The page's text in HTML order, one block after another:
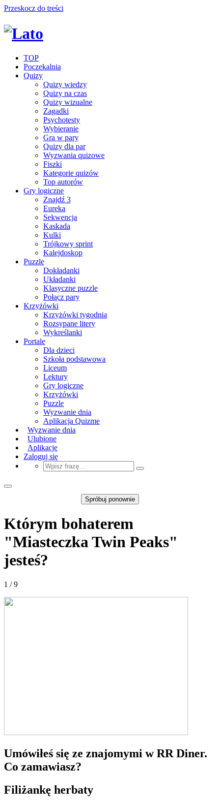
Przeskocz do treści
TOP
Poczekalnia
Quizy
Quizy wiedzy
Quizy na czas
Quizy wizualne
Zagadki
Psychotesty
Wybieranie
Gra w pary
Quizy dla par
Wyzwania quizowe
Fiszki
Kategorie quizów
Top autorów
Gry logiczne
Znajdź 3
Eureka
Sekwencja
Kaskada
Kulki
Trójkowy sprint
Kalejdoskop
Puzzle
Dokładanki
Układanki
Klasyczne puzzle
Połącz pary
Krzyżówki
Krzyżówki tygodnia
Rozsypane litery
Wykreślanki
Portale
Dla dzieci
Szkoła podstawowa
Liceum
Lektury
Gry logiczne
Krzyżówki
Puzzle
Wyzwanie dnia
Aplikacja Quizme
Wyzwanie dnia
Ulubione
Aplikacje
Zaloguj się
Spróbuj ponownie
Którym bohaterem
"Miasteczka Twin Peaks"
jesteś?
1 / 9
Umówiłeś się ze znajomymi w RR Diner.
Co zamawiasz?
Filiżankę herbaty